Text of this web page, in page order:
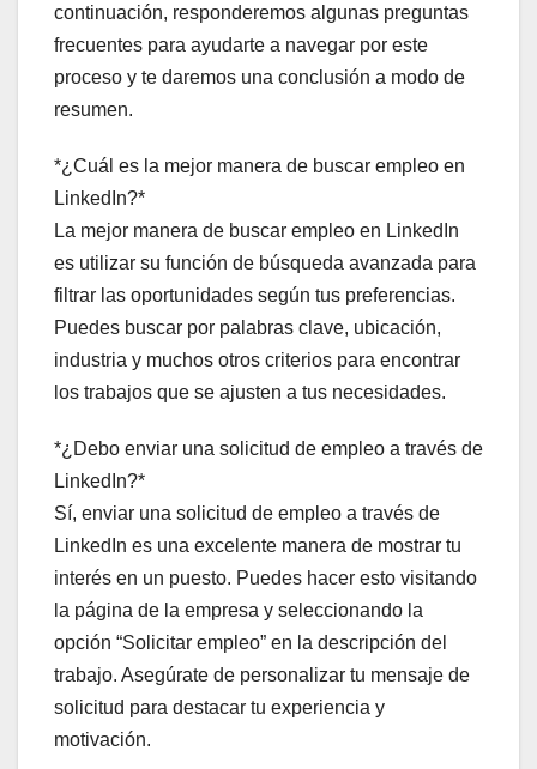
continuación, responderemos algunas preguntas
frecuentes para ayudarte a navegar por este
proceso y te daremos una conclusión a modo de
resumen.
*¿Cuál es la mejor manera de buscar empleo en
LinkedIn?*
La mejor manera de buscar empleo en LinkedIn
es utilizar su función de búsqueda avanzada para
filtrar las oportunidades según tus preferencias.
Puedes buscar por palabras clave, ubicación,
industria y muchos otros criterios para encontrar
los trabajos que se ajusten a tus necesidades.
*¿Debo enviar una solicitud de empleo a través de
LinkedIn?*
Sí, enviar una solicitud de empleo a través de
LinkedIn es una excelente manera de mostrar tu
interés en un puesto. Puedes hacer esto visitando
la página de la empresa y seleccionando la
opción “Solicitar empleo” en la descripción del
trabajo. Asegúrate de personalizar tu mensaje de
solicitud para destacar tu experiencia y
motivación.